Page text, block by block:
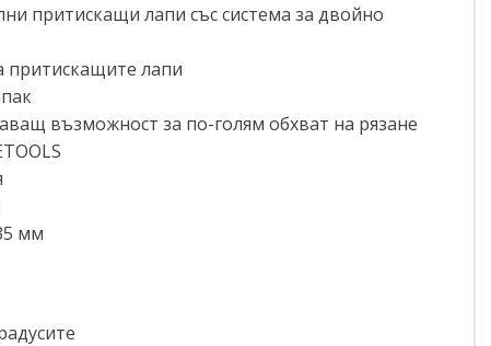
притискащи лапи със система за двойно
притискащите лапи
възможност за по-голям обхват на рязане
мм